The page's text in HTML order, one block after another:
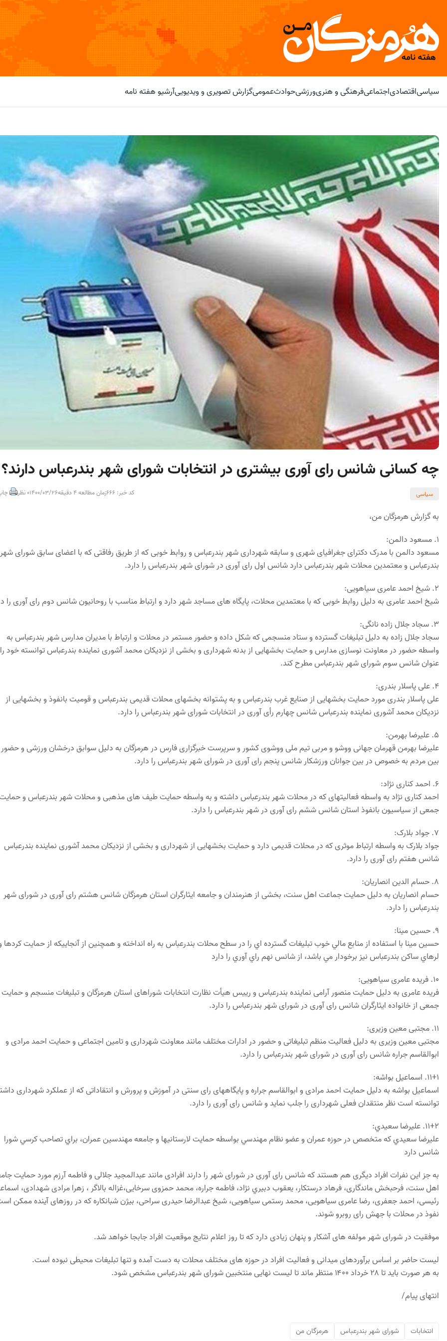
سیاسیاقتصادیاجتماعیفرهنگی و هنریورزشیحوادثعمومیگزارش تصویری و ویدیوییآرشیو هفته نامه
چه کسانی شانس رای آوری بیشتری در انتخابات شورای شهر بندرعباس دارند؟
سیاسی کد خبر: 666 زمان مطالعه 4 دقیقه 1400/03/260 نظر
به گزارش هرمزگان من،
١. مسعود دالمن:
مسعود دالمن با مدرک دکترای جغرافیای شهری و سابقه شهرداری شهر بندرعباس و روابط خوبی که از طریق رفاقتی که با اعضای سابق شورای شهر
بندرعباس و معتمدین محلات شهر بندرعباس دارد شانس اول رای آوری در شورای شهر بندرعباس را دارد.
٢. شیخ احمد عامری سیاهویی:
شیخ احمد عامری به دلیل روابط خوبی که با معتمدین محلات، پایگاه های مساجد شهر دارد و ارتباط مناسب با روحانیون شانس دوم رای آوری را
٣. سجاد جلال زاده نانگی:
سجاد جلال زاده به دلیل تبلیغات گسترده و ستاد منسجمی که شکل داده و حضور مستمر در محلات و ارتباط با مدیران مدارس شهر بندرعباس به
واسطه حضور در معاونت نوسازی مدارس و حمایت بخشهایی از بدنه شهرداری و بخشی از نزدیکان محمد آشوری نماینده بندرعباس توانسته خود
عنوان شانس سوم شورای شهر بندرعباس مطرح کند.
٤. علی پاسلار بندری:
علی پاسلار بندری مورد حمایت بخشهایی از صنایع غرب بندرعباس و به پشتوانه بخشهای محلات قدیمی بندرعباس و قومیت بانفوذ و بخشهایی از
نزدیکان محمد آشوری نماینده بندرعباس شانس چهارم رأی آوری در انتخابات شورای شهر بندرعباس را دارد.
٥. علیرضا بهرمن:
علیرضا بهرمن قهرمان جهانی ووشو و مربی تیم ملی ووشوی کشور و سرپرست خبرگزاری فارس در هرمزگان به دلیل سوابق درخشان ورزشی و
بین مردم به خصوص در بین جوانان ورزشکار شانس پنجم رای آوری در شورای شهر بندرعباس را دارد.
٦. احمد کناری نژاد:
احمد کناری نژاد به واسطه فعالیتهای که در محلات شهر بندرعباس داشته و به واسطه حمایت طیف های مذهبی و محلات شهر بندرعباس و
جمعی از سیاسیون بانفوذ استان شانس ششم رای آوری در شهر بندرعباس را دارد.
٧. جواد بلارک:
جواد بلارک به واسطه ارتباط موثری که در محلات قدیمی دارد و حمایت بخشهایی از شهرداری و بخشی از نزدیکان محمد آشوری نماینده بندرعباس
شانس هفتم رای آوری را دارد.
٨. حسام الدین انصاریان:
حسام انصاریان به دلیل حمایت جماعت اهل سنت، بخشی از هنرمندان و جامعه ایثارگران استان هرمزگان شانس هشتم رای آوری در شورای شهر
بندرعباس را دارد.
٩. حسين مينا:
حسين مينا با استفاده از منابع مالي خوب تبليغات گسترده اي را در سطح محلات بندرعباس به راه انداخته و همچنين از آنجاييكه از حمايت كردها
لرهاي ساكن بندرعباس نيز برخودار مي باشد، از شانس نهم راي آوري را دارد
١٠. فریده عامری سیاهویی:
فریده عامری به دلیل حمایت منصور آرامی نماینده بندرعباس و رییس هیأت نظارت انتخابات شوراهای استان هرمزگان و تبلیغات منسجم و حمایت
جمعی از خانواده ایثارگران شانس رای آوری در شورای شهر بندرعباس را دارد.
۱١. مجتبی معین وزیری:
مجتبی معین وزیری به دلیل فعالیت منظم تبلیغاتی و حضور در ادارات مختلف مانند معاونت شهرداری و تامین اجتماعی و حمایت احمد مرادی و
ابوالقاسم جراره شانس رای آوری در شورای شهر بندرعباس را دارد.
١+١١. اسماعیل بواشه:
اسماعیل بواشه به دلیل حمایت احمد مرادی و ابوالقاسم جراره و پایگاههای رای سنتی در آموزش و پرورش و انتقاداتی که از عملکرد شهرداری
توانسته است نظر منتقدان فعلی شهرداری را جلب نماید و شانس رای آوری را دارد.
٢+١١. عليرضا سعيدي:
عليرضا سعيدي كه متخصص در حوزه عمران و عضو نظام مهندسي بواسطه حمايت لارستانيها و جامعه مهندسين عمران، براي تصاحب كرسي شورا
شانس دارد
به جز این نفرات افراد دیگری هم هستند که شانس رای آوری در شورای شهر را دارند افرادی مانند عبدالمجید جلالی و فاطمه آرزم مورد حمایت
اهل سنت، فرحبخش ماندگاری، فرهاد درستکار، يعقوب دبيري نژاد، فاطمه جراره، محمد حمزوی سرخایی،غزاله بالاگر ، زهرا مرادی شهدادی،
رئیسی، احمد جعفری، رضا عامری سیاهویی، محمد رستمی سیاهویی، شیخ عبدالرضا حیدری سراحی، بیژن شبانکاره که در روزهای آینده ممکن
نفوذ در محلات با جهش رای روبرو شوند.
موفقیت در شورای شهر مولفه های آشکار و پنهان زیادی دارد که تا روز اعلام نتایج موقعیت افراد جابجا خواهد شد.
لیست حاضر بر اساس برآوردهای میدانی و فعالیت افراد در حوزه های مختلف محلات به دست آمده و تنها تبلیغات محیطی نبوده است.
به هر صورت باید تا ۲۸ خرداد ۱۴۰۰ منتظر ماند تا لیست نهایی منتخبین شورای شهر بندرعباس مشخص شود.
انتهای پیام/
انتخابات شورای شهر بندرعباس هرمزگان من